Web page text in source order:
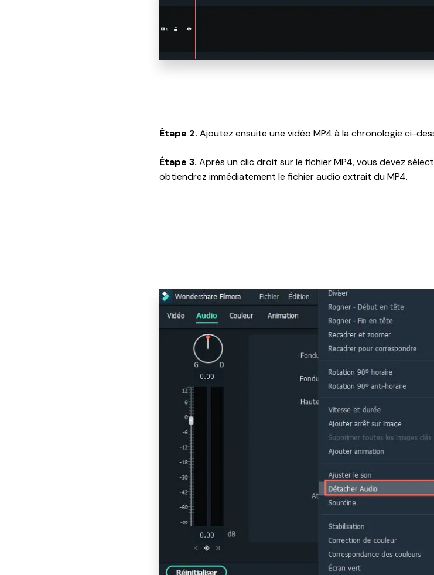
Étape 2. Ajoutez ensuite une vidéo MP4 à la chronologie ci-
Étape 3. Après un clic droit sur le fichier MP4, vous devez
obtiendrez immédiatement le fichier audio extrait du MP4.